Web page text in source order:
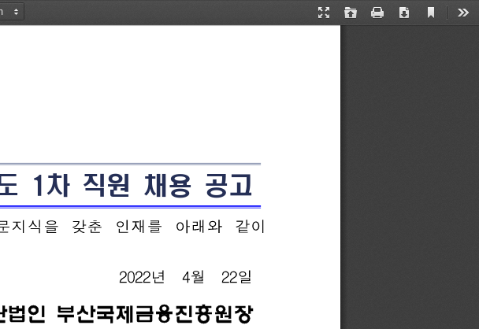
Presentation
Open Print Download
Current
1 차 직원 채용 공고
지식을 갖춘 인재를 아래와
같이
2022년 4월 22일
법인 부산국제금융진흥원장